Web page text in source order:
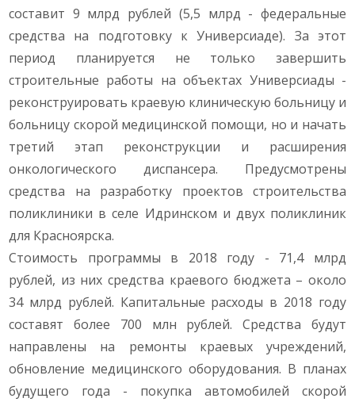
составит 9 млрд рублей (5,5 млрд - федеральные
средства на подготовку к Универсиаде). За этот
период планируется не только завершить
строительные работы на объектах Универсиады -
реконструировать краевую клиническую больницу и
больницу скорой медицинской помощи, но и начать
третий этап реконструкции и расширения
онкологического диспансера. Предусмотрены
средства на разработку проектов строительства
поликлиники в селе Идринском и двух поликлиник
для Красноярска.
Стоимость программы в 2018 году - 71,4 млрд
рублей, из них средства краевого бюджета – около
34 млрд рублей. Капитальные расходы в 2018 году
составят более 700 млн рублей. Средства будут
направлены на ремонты краевых учреждений,
обновление медицинского оборудования. В планах
будущего года - покупка автомобилей скорой